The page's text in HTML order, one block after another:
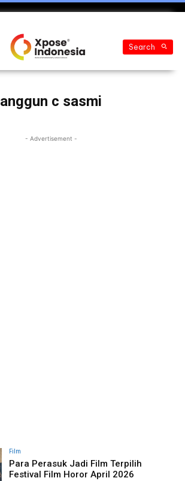
Search
anggun c sasmi
- Advertisement -
Film
Para Perasuk Jadi Film Terpilih
Festival Film Horor April 2026